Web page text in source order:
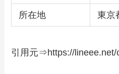
所在地 東京
引用元⇒https://lineee.net/